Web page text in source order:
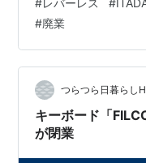
なるなんて・・・。
庫切れになっていた
いたのですが、会社
もみませんでした。
と思うので、探して
n4c4.hatenablog…
#廃業
つらつら日暮らし
キーボード「
が閉業